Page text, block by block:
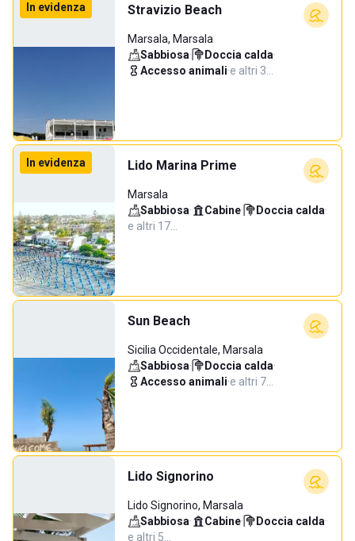
In evidenza Stravizio Beach
Marsala, Marsala
Sabbiosa· Doccia calda·
Accesso animali·e altri 3…
In evidenza Lido Marina Prime
Marsala
Sabbiosa· Cabine· Doccia calda·
e altri 17…
Sun Beach
Sicilia Occidentale, Marsala
Sabbiosa· Doccia calda·
Accesso animali·e altri 7…
Lido Signorino
Lido Signorino, Marsala
Sabbiosa· Cabine· Doccia calda·
e altri 5…